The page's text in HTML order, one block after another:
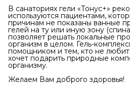
В санаториях гели «Тонус+»
используются пациентами,
причинам не показаны ванные
гелей на ту или иную зону
позволяет решать локальные
организм в целом. Гель-
помощником и тем, кто не
хочет подарить природные
организму.
Желаем Вам доброго здоровья!